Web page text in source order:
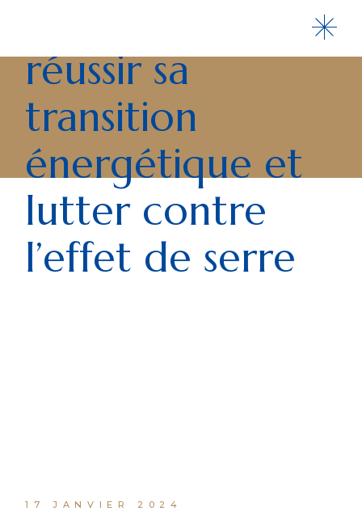
CARBONE® pour
réussir sa
transition
énergétique et
lutter contre
l’effet de serre
17 JANVIER 2024